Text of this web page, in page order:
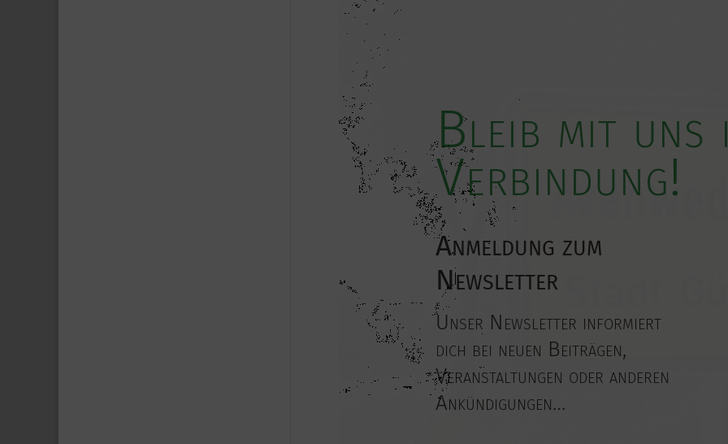
Bleib mit uns
Verbindung!
Anmeldung zum
Newsletter
Unser Newsletter informiert
dich bei neuen Beiträgen,
Veranstaltungen oder anderen
Ankündigungen…